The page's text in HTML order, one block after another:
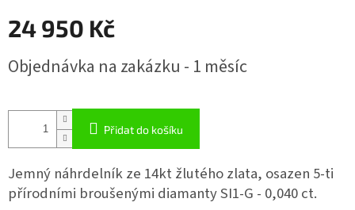
24 950 Kč
cena:
Objednávka na zakázku - 1 měsíc
Přidat do košíku
Jemný náhrdelník ze 14kt žlutého zlata, osazen 5-ti
přírodními broušenými diamanty SI1-G - 0,040 ct.